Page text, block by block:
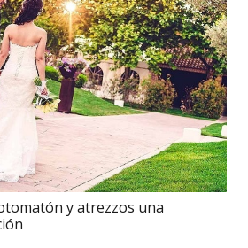
y atrezzos una